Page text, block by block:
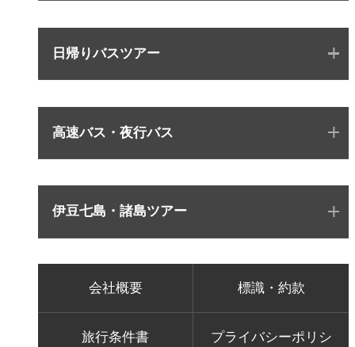
日帰りバスツアー
高速バス・夜行バス
伊豆七島・諸島ツアー
会社概要 標識・約款
旅行条件書 プライバシーポリシ